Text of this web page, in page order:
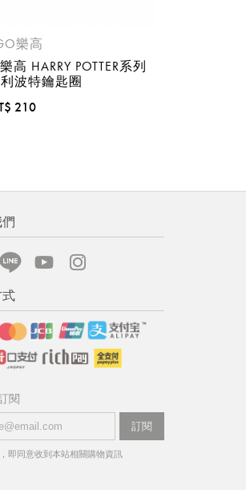
樂高
高 HARRY POTTER系列
波特鑰匙圈
210
式
閱
訂閱
即同意收到本站相關購物資訊